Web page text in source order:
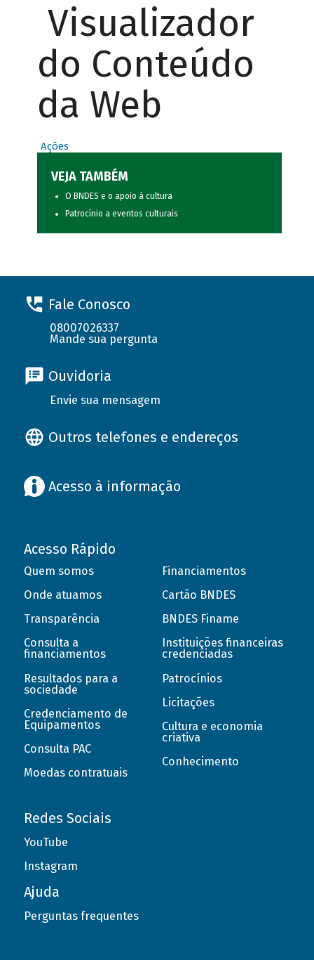
Visualizador
do Conteúdo
da Web
Ações
VEJA TAMBÉM
O BNDES e o apoio à cultura
Patrocínio a eventos culturais
Fale Conosco
08007026337
Mande sua pergunta
Ouvidoria
Envie sua mensagem
Outros telefones e endereços
Acesso à informação
Acesso Rápido
Quem somos
Onde atuamos
Transparência
Consulta a
financiamentos
Resultados para a
sociedade
Credenciamento de
Equipamentos
Consulta PAC
Moedas contratuais
Financiamentos
Cartão BNDES
BNDES Finame
Instituições financeiras
credenciadas
Patrocínios
Licitações
Cultura e economia
criativa
Conhecimento
Redes Sociais
YouTube
Instagram
Ajuda
Perguntas frequentes